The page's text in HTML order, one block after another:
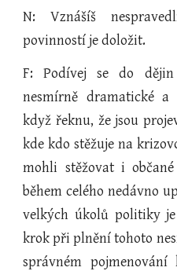
N: Vznášíš
povinností je doložit.
F: Podívej se do dějin
nesmírně dramatické a
když řeknu, že jsou
kde kdo stěžuje na
mohli stěžovat i
během celého nedávno
velkých úkolů politiky
krok při plnění tohoto
správném